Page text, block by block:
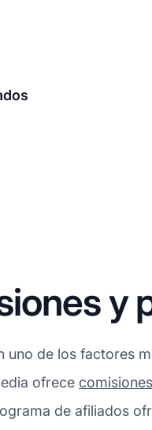
y
uno de los factores
ofrece comisiones
de afiliados